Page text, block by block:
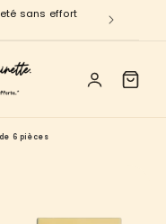
6 pièces